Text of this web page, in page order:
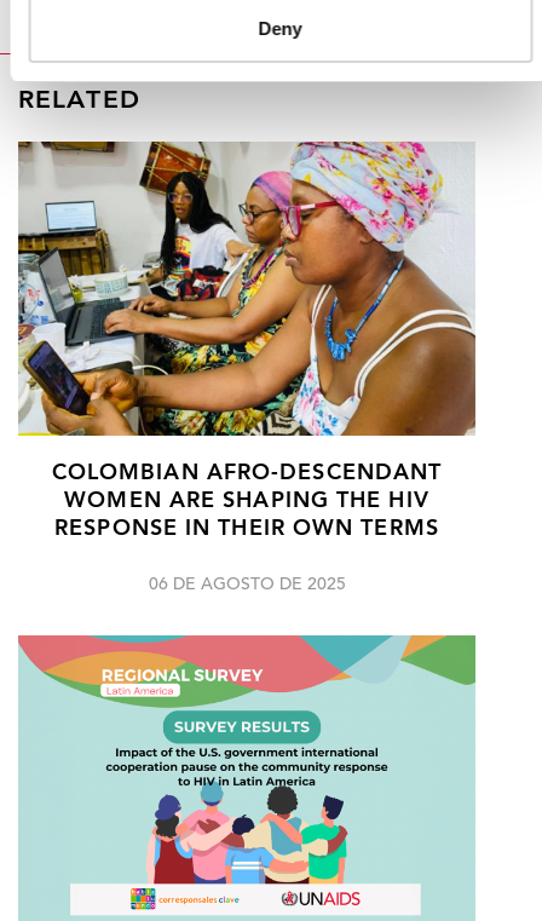
Deny
RELATED
COLOMBIAN AFRO-DESCENDANT
WOMEN ARE SHAPING THE HIV
RESPONSE IN THEIR OWN TERMS
06 DE AGOSTO DE 2025